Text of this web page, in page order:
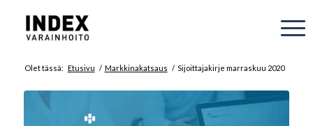
Olet tässä: Etusivu / Markkinakatsaus / Sijoittajakirje marraskuu 2020